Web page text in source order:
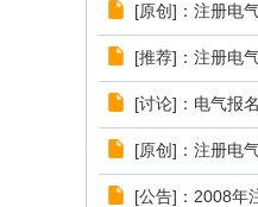
[原创]：注册电
[推荐]：注册电
[讨论]：电气报
[原创]：注册电
[公告]：2008年